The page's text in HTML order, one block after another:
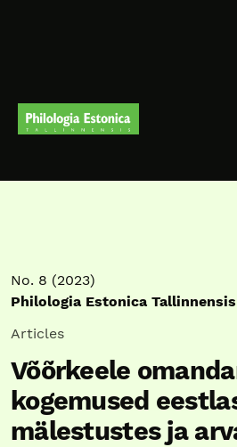
No. 8 (2023)
Philologia Estonica Tallinnensis
Articles
Võõrkeele
kogemused
mälestustes ja